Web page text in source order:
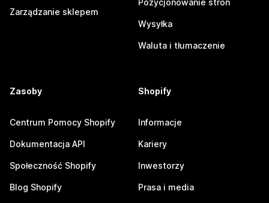
Zarządzanie sklepem
Pozycjonowanie stron
Wysyłka
Waluta i tłumaczenie
Zasoby
Centrum Pomocy Shopify
Dokumentacja API
Społeczność Shopify
Blog Shopify
Shopify
Informacje
Kariery
Inwestorzy
Prasa i media